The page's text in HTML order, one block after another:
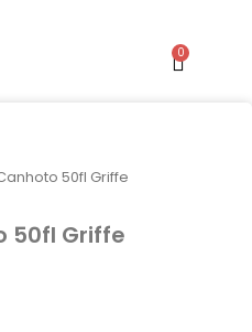
50fl Griffe
50fl Griffe